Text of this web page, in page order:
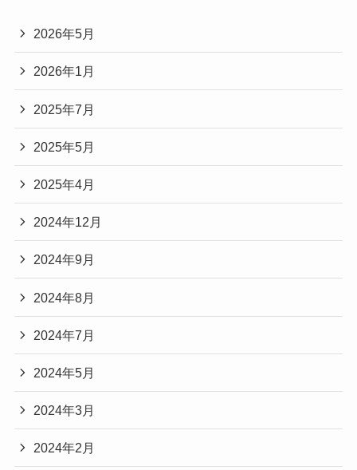
2026年5月
2026年1月
2025年7月
2025年5月
2025年4月
2024年12月
2024年9月
2024年8月
2024年7月
2024年5月
2024年3月
2024年2月